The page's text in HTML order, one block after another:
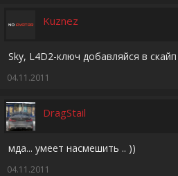
Kuznez
Sky, L4D2-ключ добавляйся в
04.11.2011
DragStail
мда... умеет насмешить .. ))
04.11.2011